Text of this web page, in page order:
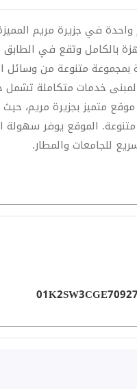
بالكامل وتقع في الطابق
الشقة بمجموعة متنوعة من
خدمات متكاملة تشمل
الموقع يوفر سهولة
للجامعات والمطار.